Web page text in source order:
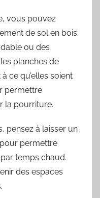
vous pouvez
de sol en bois.
ou des
planches de
ce qu’elles soient
permettre
la pourriture.
pensez à laisser un
permettre
temps chaud.
des espaces